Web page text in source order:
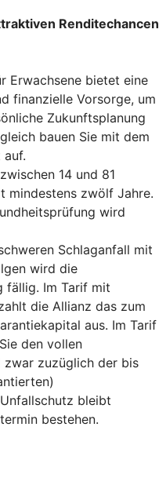
Renditechancen
Erwachsene bietet eine
finanzielle Vorsorge, um
Zukunftsplanung
bauen Sie mit dem
auf.
14 und 81
mindestens zwölf Jahre.
wird
Schlaganfall mit
wird die
fällig. Im Tarif mit
die Allianz das zum
aus. Im Tarif
den vollen
zwar zuzüglich der bis
bleibt
bestehen.